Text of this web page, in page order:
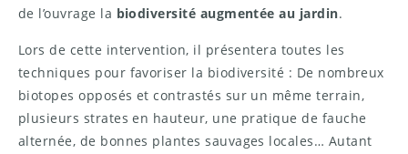
de l’ouvrage la biodiversité augmentée au jardin.
Lors de cette intervention, il présentera toutes les
techniques pour favoriser la biodiversité : De nombreux
biotopes opposés et contrastés sur un même terrain,
plusieurs strates en hauteur, une pratique de fauche
alternée, de bonnes plantes sauvages locales… Autant